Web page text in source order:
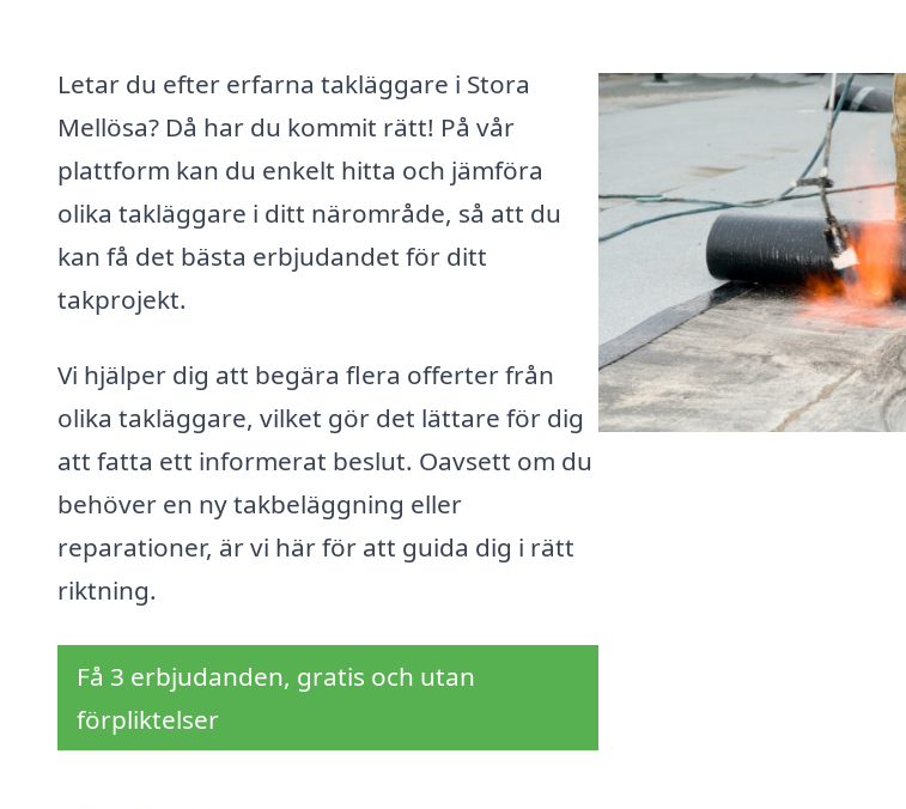
Letar du efter erfarna takläggare i Stora
Mellösa? Då har du kommit rätt! På vår
plattform kan du enkelt hitta och jämföra
olika takläggare i ditt närområde, så att du
kan få det bästa erbjudandet för ditt
takprojekt.
Vi hjälper dig att begära flera offerter från
olika takläggare, vilket gör det lättare för dig
att fatta ett informerat beslut. Oavsett om du
behöver en ny takbeläggning eller
reparationer, är vi här för att guida dig i rätt
riktning.
Få 3 erbjudanden, gratis och utan
förpliktelser